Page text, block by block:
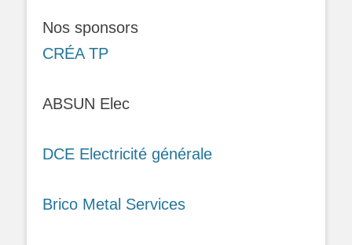
Nos sponsors
CRÉA TP
ABSUN Elec
DCE Electricité générale
Brico Metal Services